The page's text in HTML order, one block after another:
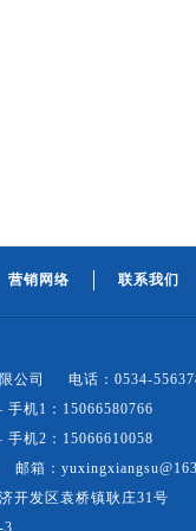
营销网络 联系我们
公司 电话：0534-
机1：15066580766
机2：15066610058
箱：
开发区袁桥镇耿庄31号
3